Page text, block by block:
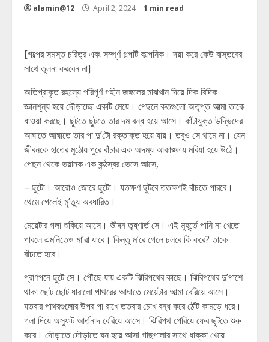
alamin@12 April 2, 2024 1 min read
[গল্পের সমস্ত চরিত্র এবং সম্পূর্ণ গল্পটি কাল্পনিক। দয়া করে কেউ বাস্তবের
সাথে তুলনা করবেন না]
অতিপ্রাকৃত রহস্যে পরিপূর্ণ গহীন জঙ্গলের মাঝখান দিয়ে দিক বিদিক
জ্ঞানশূন্য হয়ে দৌড়াচ্ছে একটি মেয়ে। পেছনে কতগুলো অতৃপ্ত আত্মা তাকে
ধাওয়া করছে। ছুটতে ছুটতে তার দম বন্ধ হয়ে আসে। কাঁটাযুক্ত উদ্ভিদের
আঘাতে আঘাতে তার পা দু’টো রক্তাক্ত হয়ে যায়। তবুও সে থামে না। যেন
জীবনকে হাতের মুঠোয় পুরে বাঁচার এক অদম্য আকাঙ্ক্ষায় মরিয়া হয়ে উঠে।
পেছন থেকে ভয়ানক এক কন্ঠস্বর ভেসে আসে,
– ছুটো। আরোও জোরে ছুটো। যতক্ষণ ছুটবে ততক্ষণই বাঁচতে পারবে।
থেমে গেলেই মৃ’ত্যু অবধারিত।
মেয়েটার গলা শুকিয়ে আসে। ভীষন তৃষ্ণার্ত সে। এই মুহূর্তে পানি না খেতে
পারলে এমনিতেও মা’রা যাবে। কিন্তু ম’রে গেলে চলবে কি করে? তাকে
বাঁচতে হবে।
প্রাণপনে ছুটে সে। পৌঁছে যায় একটি ঝিরিপথের কাছে। ঝিরিপথের দু’পাশে
থাকা ছোট ছোট ধারালো পাথরের আঘাতে মেয়েটার আত্মা বেরিয়ে আসে।
যতবার পাথরগুলোর উপর পা রাখে ততবার চোখ বন্ধ করে ঠোঁট কামড়ে ধরে।
গলা দিয়ে অস্ফুট আর্তনাদ বেরিয়ে আসে। ঝিরিপথ পেরিয়ে ফের ছুটতে শুরু
করে। দৌড়াতে দৌড়াতে ঘন হয়ে আসা গাছপালার সাথে ধাক্কা খেয়ে